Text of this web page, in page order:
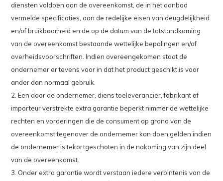
diensten voldoen aan de overeenkomst, de in het aanbod
vermelde specificaties, aan de redelijke eisen van deugdelijkheid
en/of bruikbaarheid en de op de datum van de totstandkoming
van de overeenkomst bestaande wettelijke bepalingen en/of
overheidsvoorschriften. Indien overeengekomen staat de
ondernemer er tevens voor in dat het product geschikt is voor
ander dan normaal gebruik.
2. Een door de ondernemer, diens toeleverancier, fabrikant of
importeur verstrekte extra garantie beperkt nimmer de wettelijke
rechten en vorderingen die de consument op grond van de
overeenkomst tegenover de ondernemer kan doen gelden indien
de ondernemer is tekortgeschoten in de nakoming van zijn deel
van de overeenkomst.
3. Onder extra garantie wordt verstaan iedere verbintenis van de